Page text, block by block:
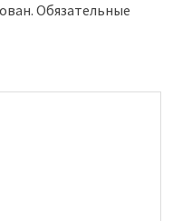
Обязательные